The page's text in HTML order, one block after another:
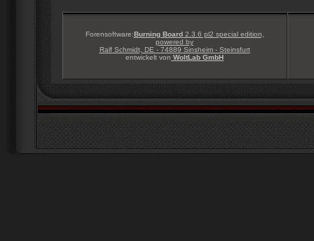
Forensoftware:Burning Board2.3.6 pl2 special edition,
powered by
Ralf Schmidt, DE - 74889 Sinsheim - Steinsfurt
entwickelt von WoltLab GmbH